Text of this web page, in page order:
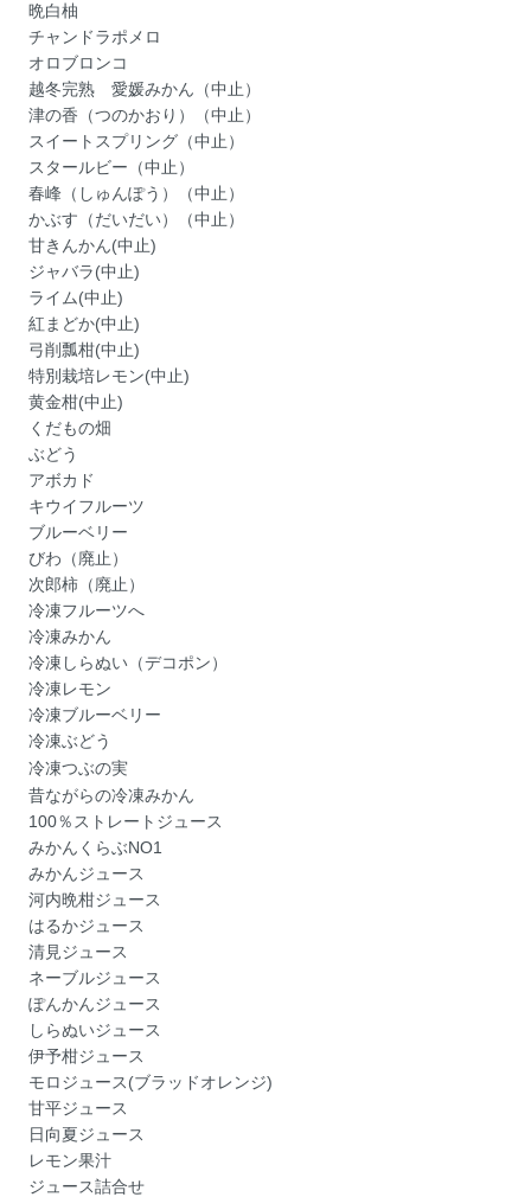
晩白柚
チャンドラポメロ
オロブロンコ
越冬完熟 愛媛みかん（中止）
津の香（つのかおり）（中止）
スイートスプリング（中止）
スタールビー（中止）
春峰（しゅんぽう）（中止）
かぶす（だいだい）（中止）
甘きんかん(中止)
ジャバラ(中止)
ライム(中止)
紅まどか(中止)
弓削瓢柑(中止)
特別栽培レモン(中止)
黄金柑(中止)
くだもの畑
ぶどう
アボカド
キウイフルーツ
ブルーベリー
びわ（廃止）
次郎柿（廃止）
冷凍フルーツへ
冷凍みかん
冷凍しらぬい（デコポン）
冷凍レモン
冷凍ブルーベリー
冷凍ぶどう
冷凍つぶの実
昔ながらの冷凍みかん
100％ストレートジュース
みかんくらぶNO1
みかんジュース
河内晩柑ジュース
はるかジュース
清見ジュース
ネーブルジュース
ぽんかんジュース
しらぬいジュース
伊予柑ジュース
モロジュース(ブラッドオレンジ)
甘平ジュース
日向夏ジュース
レモン果汁
ジュース詰合せ